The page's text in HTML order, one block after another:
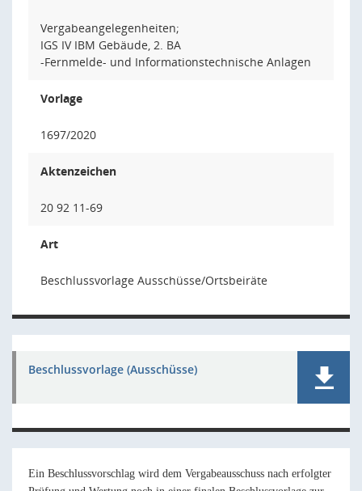
Vergabeangelegenheiten;
IGS IV IBM Gebäude, 2. BA
-Fernmelde- und Informationstechnische Anlagen
Vorlage
1697/2020
Aktenzeichen
20 92 11-69
Art
Beschlussvorlage Ausschüsse/Ortsbeiräte
Beschlussvorlage (Ausschüsse)
Ein Beschlussvorschlag wird dem Vergabeausschuss nach erfolgter